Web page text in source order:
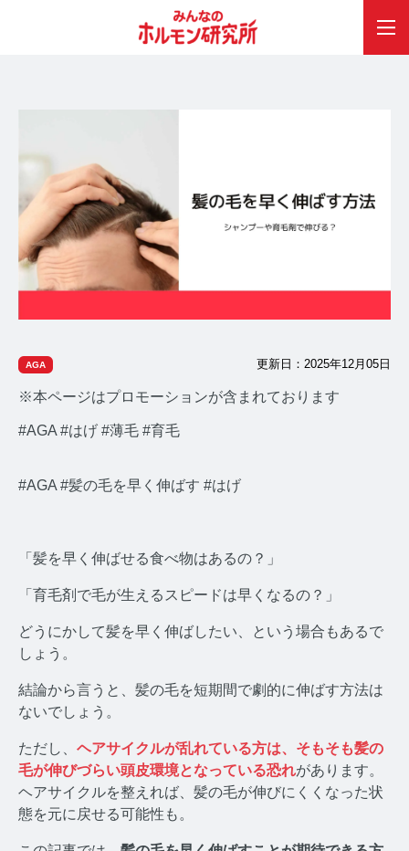
AGAコラム TOP
テストステロン
テストステロンコラム TOP
コルチゾール
コルチゾールコラム TOP
AGA 更新日：2025年12月05日
※本ページはプロモーションが含まれております
#AGA #はげ #薄毛 #育毛
#AGA #髪の毛を早く伸ばす #はげ
「髪を早く伸ばせる食べ物はあるの？」
「育毛剤で毛が生えるスピードは早くなるの？」
どうにかして髪を早く伸ばしたい、という場合もあるで
しょう。
結論から言うと、髪の毛を短期間で劇的に伸ばす方法は
ないでしょう。
ただし、 ヘアサイクルが乱れている方は、そもそも髪の
毛が伸びづらい頭皮環境となっている恐れがあります。
ヘアサイクルを整えれば、髪の毛が伸びにくくなった状
態を元に戻せる可能性も。